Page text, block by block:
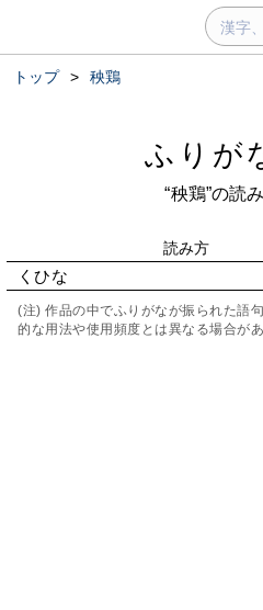
トップ > 秧鶏
ふりが
“秧鶏”の読
読み方
くひな
(注) 作品の中でふりがなが振られた語
的な用法や使用頻度とは異なる場合があ